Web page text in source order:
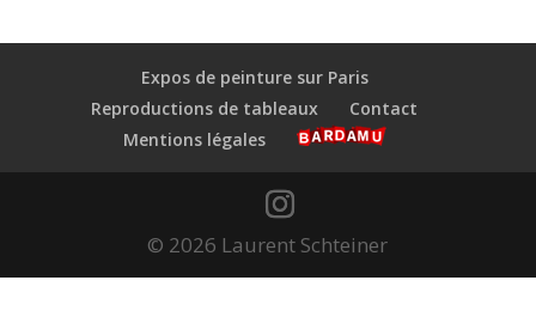
Expos de peinture sur Paris
Reproductions de tableaux
Contact
Mentions légales
© 2026 Laurent Schteiner